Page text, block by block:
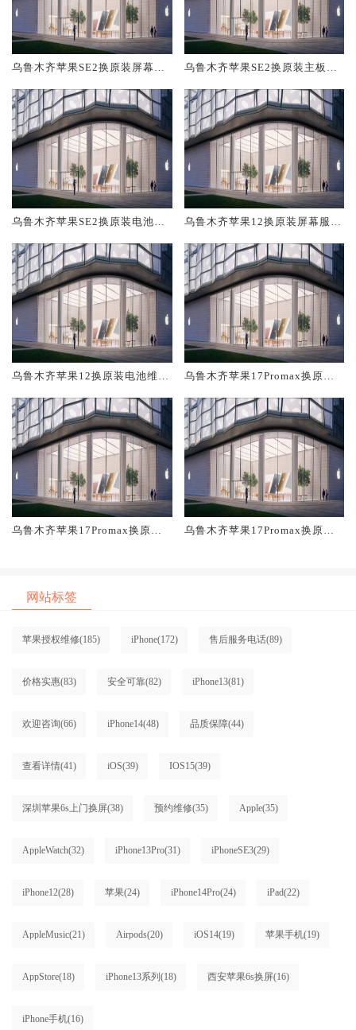
乌鲁木齐苹果SE2换原装屏幕服
乌鲁木齐苹果SE2换原装主板维
乌鲁木齐苹果SE2换原装电池维
乌鲁木齐苹果12换原装屏幕服务
乌鲁木齐苹果12换原装电池维修
乌鲁木齐苹果17Promax换原装
乌鲁木齐苹果17Promax换原装
乌鲁木齐苹果17Promax换原装
网站标签
苹果授权维修(185) iPhone(172) 售后服务电话(89)
价格实惠(83) 安全可靠(82) iPhone13(81)
欢迎咨询(66) iPhone14(48) 品质保障(44)
查看详情(41) iOS(39) IOS15(39)
深圳苹果6s上门换屏(38) 预约维修(35) Apple(35)
AppleWatch(32) iPhone13Pro(31) iPhoneSE3(29)
iPhone12(28) 苹果(24) iPhone14Pro(24) iPad(22)
AppleMusic(21) Airpods(20) iOS14(19) 苹果手机(19)
AppStore(18) iPhone13系列 (18) 西安苹果6s换屏(16)
iPhone手机(16)